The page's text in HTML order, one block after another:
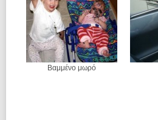
Βαμμένο μωρό